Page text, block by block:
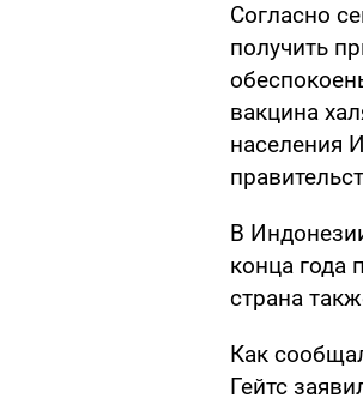
Согласно
получить
вакцина
населения
В
конца года
страна
Как
Гейтс